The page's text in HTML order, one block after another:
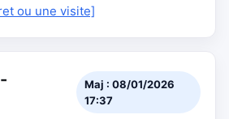
ou une visite]
Maj : 08/01/2026
17:37